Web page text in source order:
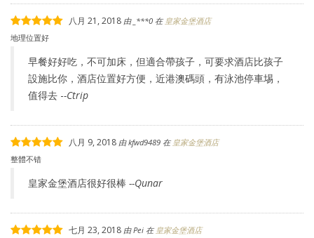
八月 21, 2018 由 _***0 在 皇家金堡酒店
地理位置好
早餐好好吃，不可加床，但適合帶孩子，可要求酒店比孩子
設施比你，酒店位置好方便，近港澳碼頭，有泳池停車埸，
值得去 --Ctrip
八月 9, 2018 由kfwd9489 在 皇家金堡酒店
整體不错
皇家金堡酒店很好很棒 --Qunar
七月 23, 2018 由Pei 在 皇家金堡酒店